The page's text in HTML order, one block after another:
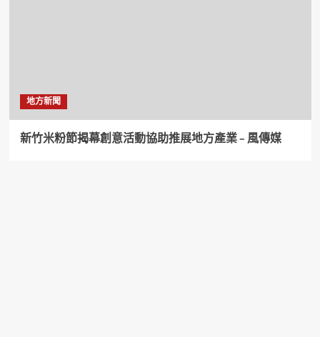
地方新聞
新竹米粉節揭幕創意活動協助推展地方產業 – 風傳媒